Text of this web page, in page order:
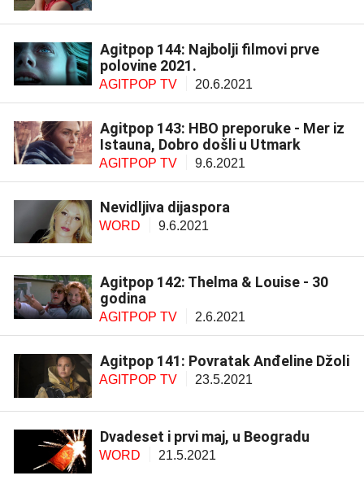
Agitpop 144: Najbolji filmovi prve
polovine 2021.
AGITPOP TV 20.6.2021
Agitpop 143: HBO preporuke - Mer iz
Istauna, Dobro došli u Utmark
AGITPOP TV 9.6.2021
Nevidljiva dijaspora
WORD 9.6.2021
Agitpop 142: Thelma & Louise - 30
godina
AGITPOP TV 2.6.2021
Agitpop 141: Povratak Anđeline Džoli
AGITPOP TV 23.5.2021
Dvadeset i prvi maj, u Beogradu
WORD 21.5.2021